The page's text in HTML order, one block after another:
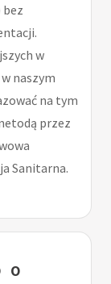
w
naszym
na tym
przez
Sanitarna.
O